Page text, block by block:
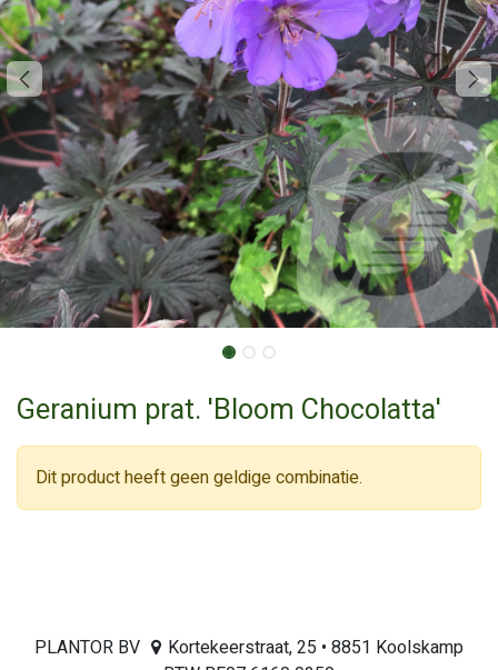
Geranium prat. 'Bloom Chocolatta'
Dit product heeft geen geldige combinatie.
PLANTOR BV
Kortekeerstraat, 25 • 8851 Koolskamp